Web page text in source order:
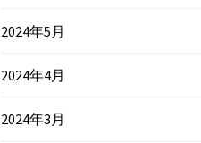
2024年5月
2024年4月
2024年3月